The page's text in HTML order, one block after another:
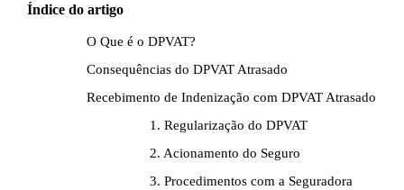
Índice do artigo
O Que é o DPVAT?
Consequências do DPVAT Atrasado
Recebimento de Indenização com DPVAT Atrasado
1. Regularização do DPVAT
2. Acionamento do Seguro
3. Procedimentos com a Seguradora